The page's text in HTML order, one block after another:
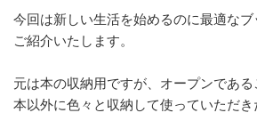
今回は新しい生活を始めるのに最適な
ご紹介いたします。
元は本の収納用ですが、オープンであ
本以外に色々と収納して使っていただき